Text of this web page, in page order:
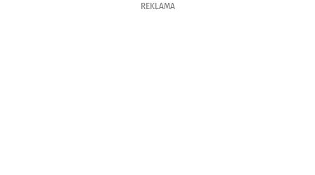
REKLAMA